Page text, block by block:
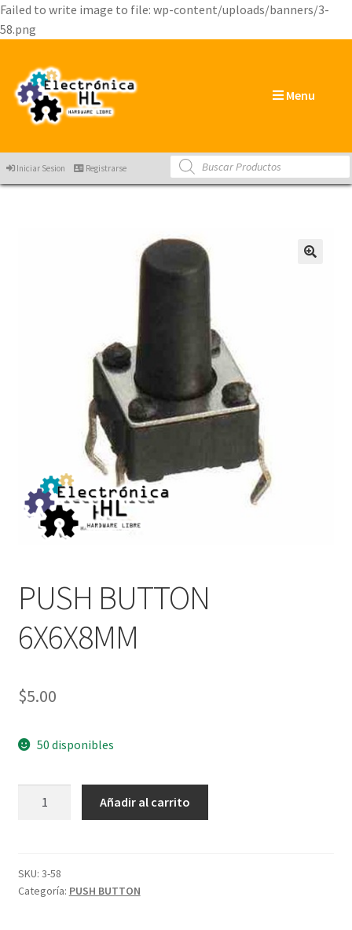
Failed to write image to file: wp-content/uploads/banners/3-
58.png
Menu
Products
search
Iniciar Sesion Registrarse
PUSH BUTTON
6X6X8MM
$5.00
50 disponibles
Añadir al carrito
SKU: 3-58
Categoría: PUSH BUTTON